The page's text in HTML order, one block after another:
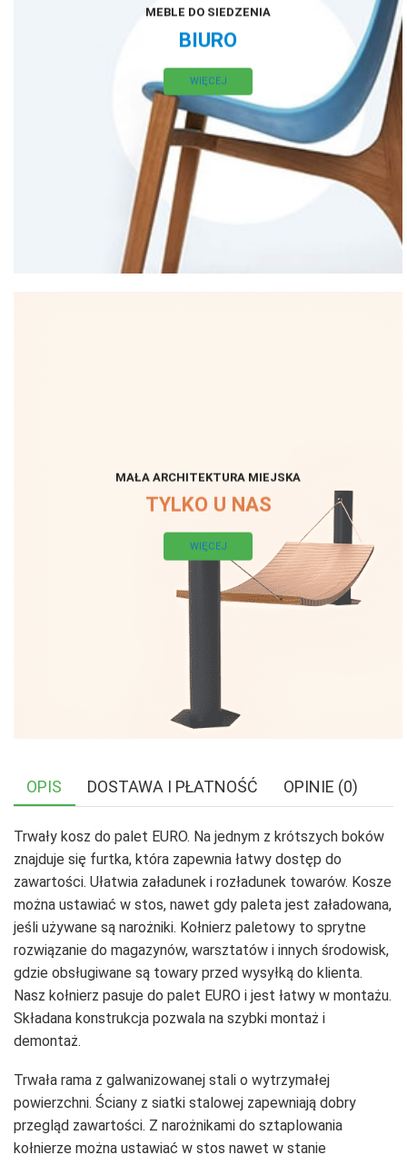
MEBLE DO SIEDZENIA
BIURO
WIĘCEJ
MAŁA ARCHITEKTURA MIEJSKA
TYLKO U NAS
WIĘCEJ
OPIS DOSTAWA I PŁATNOŚĆ OPINIE (0)
Trwały kosz do palet EURO. Na jednym z krótszych boków
znajduje się furtka, która zapewnia łatwy dostęp do
zawartości. Ułatwia załadunek i rozładunek towarów. Kosze
można ustawiać w stos, nawet gdy paleta jest załadowana,
jeśli używane są narożniki. Kołnierz paletowy to sprytne
rozwiązanie do magazynów, warsztatów i innych środowisk,
gdzie obsługiwane są towary przed wysyłką do klienta.
Nasz kołnierz pasuje do palet EURO i jest łatwy w montażu.
Składana konstrukcja pozwala na szybki montaż i
demontaż.
Trwała rama z galwanizowanej stali o wytrzymałej
powierzchni. Ściany z siatki stalowej zapewniają dobry
przegląd zawartości. Z narożnikami do sztaplowania
kołnierze można ustawiać w stos nawet w stanie